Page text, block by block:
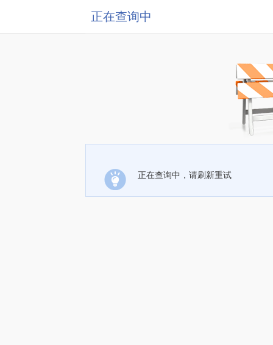
正在查询中
正在查询中，请刷新重试